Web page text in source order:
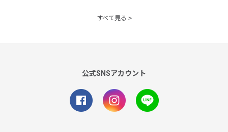
すべて見る
公式SNSアカウント